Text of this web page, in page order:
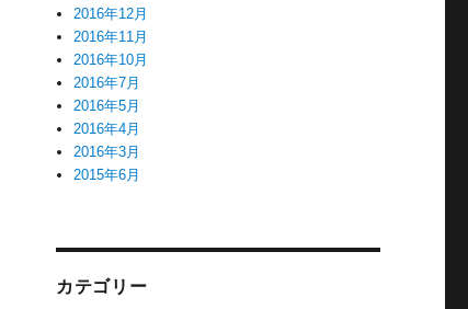
2016年12月
2016年11月
2016年10月
2016年7月
2016年5月
2016年4月
2016年3月
2015年6月
カテゴリー